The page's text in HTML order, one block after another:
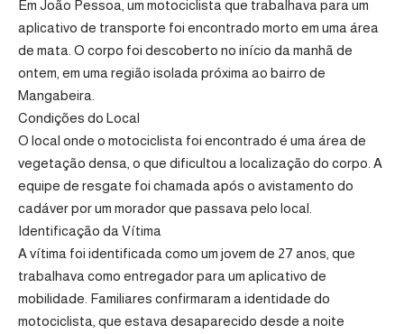
Em João Pessoa, um motociclista que trabalhava para um
aplicativo de transporte foi encontrado morto em uma área
de mata. O corpo foi descoberto no início da manhã de
ontem, em uma região isolada próxima ao bairro de
Mangabeira.
Condições do Local
O local onde o motociclista foi encontrado é uma área de
vegetação densa, o que dificultou a localização do corpo. A
equipe de resgate foi chamada após o avistamento do
cadáver por um morador que passava pelo local.
Identificação da Vítima
A vítima foi identificada como um jovem de 27 anos, que
trabalhava como entregador para um aplicativo de
mobilidade. Familiares confirmaram a identidade do
motociclista, que estava desaparecido desde a noite